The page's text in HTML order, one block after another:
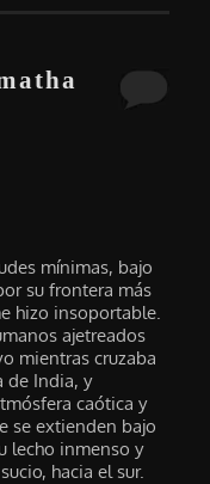
mínimas, bajo
su frontera más
hizo insoportable.
ajetreados
mientras cruzaba
de India, y
caótica y
se extienden bajo
lecho inmenso y
hacia el sur.